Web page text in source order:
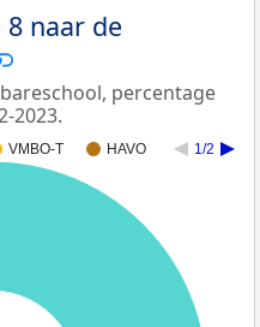
naar de
percentage
2023.
VMBO-T HAVO 1/2